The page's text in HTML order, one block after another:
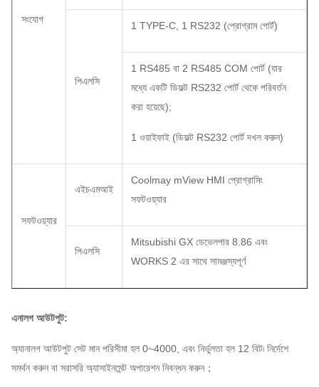
সংযোগ
পিএলসি
1 TYPE-C, 1 RS232 (প্রোগ্রাম পোর্ট)
1 RS485 বা 2 RS485 COM পোর্ট (যার
মধ্যে একটি ডিফল্ট RS232 পোর্ট থেকে পরিবর্তন
করা হয়েছে);
1 ওয়াইফাই (ডিফল্ট RS232 পোর্ট দখল করুন)
সফটওয়্যার
এইচএমআই
Coolmay mView HMI প্রোগ্রামিং
সফটওয়্যার
পিএলসি
Mitsubishi GX ডেভেলপার 8.86 এবং
WORKS 2 এর সাথে সামঞ্জস্যপূর্ণ
এনালগ আউটপুট:
অ্যানালগ আউটপুট সেট মান পরিসীমা হল 0~4000, এবং নির্ভুলতা হল 12 বিট৷ নির্দেশে
সমর্থন করুন বা সরাসরি অ্যাসাইনমেন্ট অপারেশন নিবন্ধন করুন；